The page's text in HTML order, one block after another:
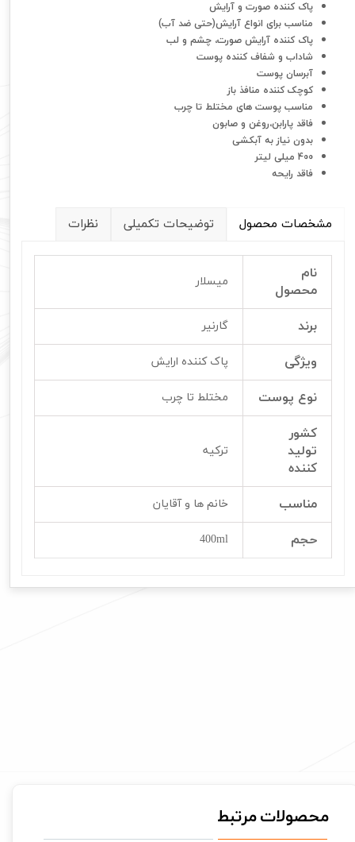
پاک کننده صورت و آرایش
مناسب برای انواع آرایش(حتی ضد آب)
پاک کننده آرایش صورت، چشم و لب
شاداب و شفاف کننده پوست
آبرسان پوست
کوچک کننده منافذ باز
مناسب پوست های مختلط تا چرب
فاقد پارابن،روغن و صابون
بدون نیاز به آبکشی
400 میلی لیتر
فاقد رایحه
مشخصات محصول توضیحات تکمیلی نظرات
نام
محصول
میسلار
برند گارنیر
ویژگی پاک کننده ارایش
نوع پوست مختلط تا چرب
کشور
تولید
کننده
ترکیه
مناسب خانم ها و آقایان
حجم 400ml
محصولات مرتبط